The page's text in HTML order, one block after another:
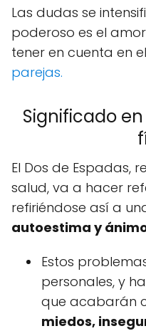
Las dudas se
poderoso es el
tener en cuenta en el
parejas.
Significado
El Dos de Espadas,
salud, va a hacer
refiriéndose así a
autoestima y
Estos
personales, y
que acabarán
miedos,